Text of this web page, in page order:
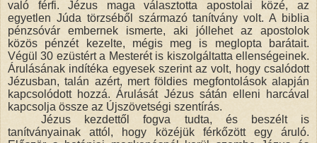
való férfi. Jézus maga választotta apostolai közé, az
egyetlen Júda törzséből származó tanítvány volt. A biblia
pénzsóvár embernek ismerte, aki jóllehet az apostolok
közös pénzét kezelte, mégis meg is meglopta barátait.
Végül 30 ezüstért a Mesterét is kiszolgáltatta ellenségeinek.
Árulásának indítéka egyesek szerint az volt, hogy csalódott
Jézusban, talán azért, mert földies megfontolások alapján
kapcsolódott hozzá. Árulását Jézus sátán elleni harcával
kapcsolja össze az Újszövetségi szentírás.
Jézus kezdettől fogva tudta, és beszélt is
tanítványainak attól, hogy közéjük férkőzött egy áruló.